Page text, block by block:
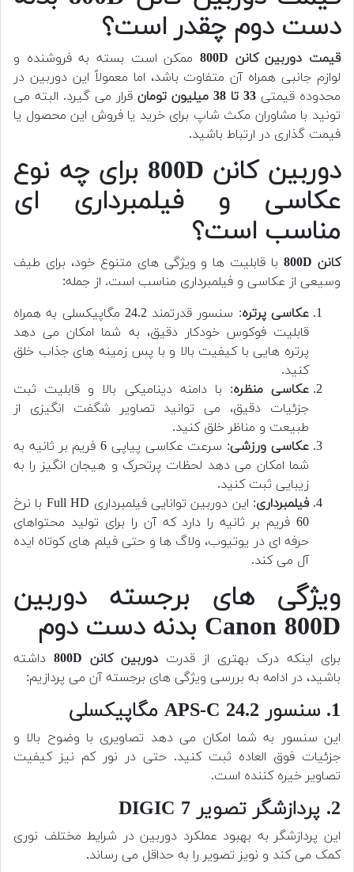
دست دوم چقدر است؟
قیمت دوربین کانن 800D
ممکن است بسته به فروشنده و
لوازم جانبی همراه آن متفاوت باشد، اما معمولاً این دوربین در
محدوده قیمتی 33 تا 38 میلیون تومان قرار می گیرد. البته می
تونید با مشاوران مکث شاپ برای خرید یا فروش این محصول یا
فیمت گذاری در ارتباط باشید.
دوربین کانن 800D برای چه نوع
عکاسی و فیلمبرداری ای
مناسب است؟
کانن 800D
با قابلیت ها و ویژگی های متنوع خود، برای طیف
وسیعی از عکاسی و فیلمبرداری مناسب است. از جمله:
عکاسی پرتره
: سنسور قدرتمند 24.2 مگاپیکسلی به همراه
قابلیت فوکوس خودکار دقیق، به شما امکان می دهد
پرتره هایی با کیفیت بالا و با پس زمینه های جذاب خلق
کنید.
عکاسی منظره: با دامنه دینامیکی بالا و قابلیت ثبت
جزئیات دقیق، می توانید تصاویر شگفت انگیزی از
طبیعت و مناظر خلق کنید.
عکاسی ورزشی
: سرعت عکاسی پیاپی 6 فریم بر ثانیه به
شما امکان می دهد لحظات پرتحرک و هیجان انگیز را به
زیبایی ثبت کنید.
فیلمبرداری
: این دوربین توانایی فیلمبرداری Full HD با نرخ
60 فریم بر ثانیه را دارد که آن را برای تولید محتواهای
حرفه ای در یوتیوب، ولاگ ها و حتی فیلم های کوتاه ایده
آل می کند.
ویژگی های برجسته دوربین
Canon 800D بدنه دست دوم
برای اینکه درک بهتری از قدرتدوربین کانن 800D
داشته
باشید، در ادامه به بررسی ویژگی های برجسته آن می پردازیم:
1. سنسور APS-C 24.2 مگاپیکسلی
این سنسور به شما امکان می دهد تصاویری با وضوح بالا و
جزئیات فوق العاده ثبت کنید. حتی در نور کم نیز کیفیت
تصاویر خیره کننده است.
2. پردازشگر تصویر DIGIC 7
این پردازشگر به بهبود عملکرد دوربین در شرایط مختلف نوری
کمک می کند و نویز تصویر را به حداقل می رساند.